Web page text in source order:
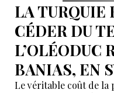
LA TURQUIE
CÉDER DU
L’OLÉODUC
BANIAS, EN
Le véritable coût de la